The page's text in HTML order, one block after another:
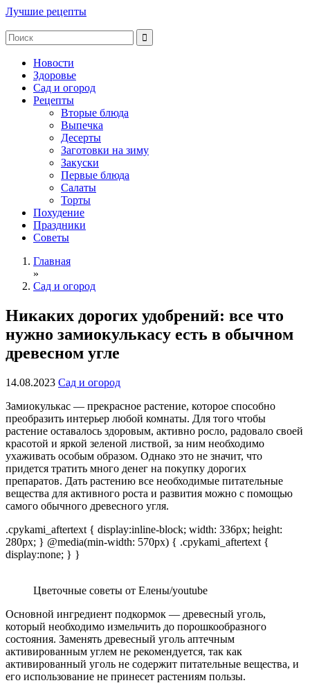
Лучшие рецепты
Новости
Здоровье
Сад и огород
Рецепты
Вторые блюда
Выпечка
Десерты
Заготовки на зиму
Закуски
Первые блюда
Салаты
Торты
Похудение
Праздники
Советы
Главная
»
Сад и огород
Никаких дорогих удобрений: все что
нужно замиокулькасу есть в обычном
древесном угле
14.08.2023 Сад и огород
Замиокулькас — прекрасное растение, которое способно
преобразить интерьер любой комнаты. Для того чтобы
растение оставалось здоровым, активно росло, радовало своей
красотой и яркой зеленой листвой, за ним необходимо
ухаживать особым образом. Однако это не значит, что
придется тратить много денег на покупку дорогих
препаратов. Дать растению все необходимые питательные
вещества для активного роста и развития можно с помощью
самого обычного древесного угля.
.cpykami_aftertext { display:inline-block; width: 336px; height:
280px; } @media(min-width: 570px) { .cpykami_aftertext {
display:none; } }
Цветочные советы от Елены/youtube
Основной ингредиент подкормок — древесный уголь,
который необходимо измельчить до порошкообразного
состояния. Заменять древесный уголь аптечным
активированным углем не рекомендуется, так как
активированный уголь не содержит питательные вещества, и
его использование не принесет растениям пользы.